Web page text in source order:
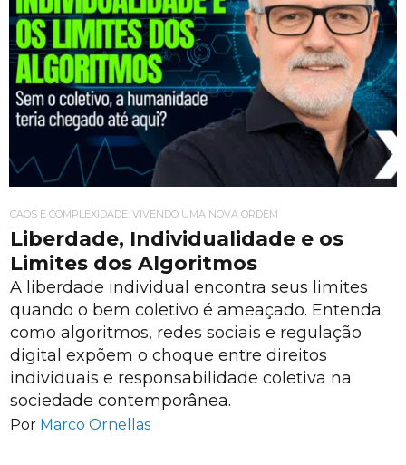
CAOS E COMPLEXIDADE: VIVENDO UMA NOVA ORDEM
Liberdade, Individualidade e os
Limites dos Algoritmos
A liberdade individual encontra seus limites
quando o bem coletivo é ameaçado. Entenda
como algoritmos, redes sociais e regulação
digital expõem o choque entre direitos
individuais e responsabilidade coletiva na
sociedade contemporânea.
Por Marco Ornellas